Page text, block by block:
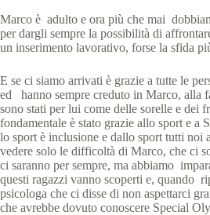
Marco è adulto e ora più che mai
per dargli sempre la possibilità di
un inserimento lavorativo, forse la sfida
E se ci siamo arrivati è grazie a tutte le
ed hanno sempre creduto in Marco, alla
sono stati per lui come delle sorelle e dei
fondamentale è stato grazie allo sport e a
lo sport è inclusione e dallo sport tutti noi
vedere solo le difficoltà di Marco, che ci
ci saranno per sempre, ma abbiamo
questi ragazzi vanno scoperti e, quando
psicologa che ci disse di non aspettarci
che avrebbe dovuto conoscere Special